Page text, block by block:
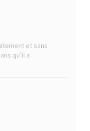
et sans
qu’il a